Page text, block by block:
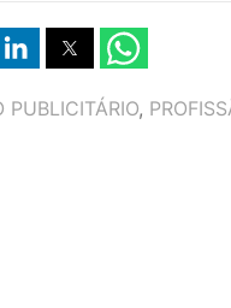
PUBLICITÁRIO,